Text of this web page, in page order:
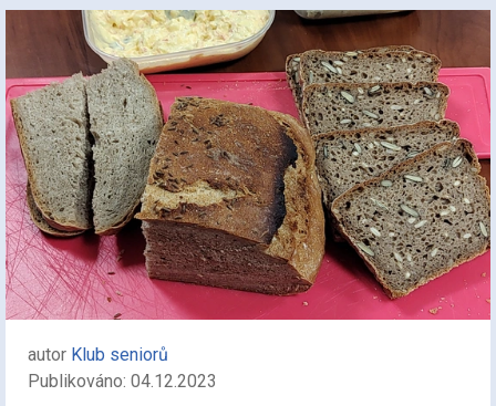
autor Klub seniorů
Publikováno: 04.12.2023